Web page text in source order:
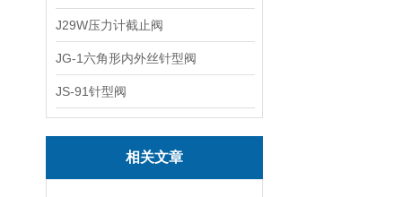
J29W压力计截止阀
JG-1六角形内外丝针型阀
JS-91针型阀
相关文章